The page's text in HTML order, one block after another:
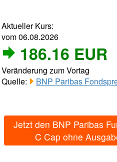
Aktueller Kurs:
vom 06.08.2026
186.16 EUR
Veränderung zum Vortag
Quelle:
BNP Paribas
Jetzt den BNP Paribas
C Cap ohne